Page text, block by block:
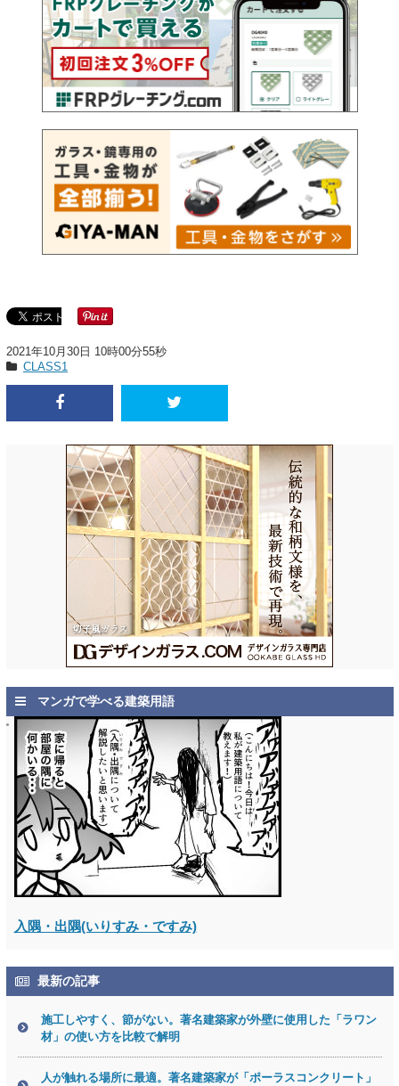
2021年10月30日 10時00分55秒
CLASS1
マンガで学べる建築用語
入隅・出隅(いりすみ・ですみ)
最新の記事
施工しやすく、節がない。著名建築家が外壁に使用した「ラワン
材」の使い方を比較で解明
人が触れる場所に最適。著名建築家が「ポーラスコンクリート」